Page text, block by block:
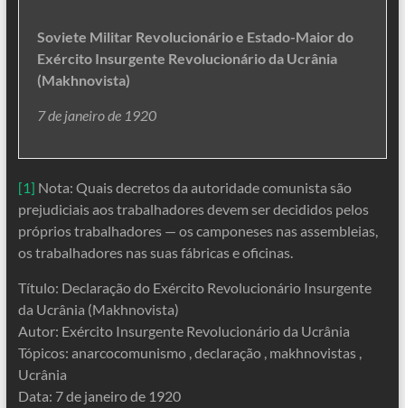
Soviete Militar Revolucionário e Estado-Maior do
Exército Insurgente Revolucionário da Ucrânia
(Makhnovista)
7 de janeiro de 1920
[1] Nota: Quais decretos da autoridade comunista são
prejudiciais aos trabalhadores devem ser decididos pelos
próprios trabalhadores — os camponeses nas assembleias,
os trabalhadores nas suas fábricas e oficinas.
Título: Declaração do Exército Revolucionário Insurgente
da Ucrânia (Makhnovista)
Autor: Exército Insurgente Revolucionário da Ucrânia
Tópicos: anarcocomunismo , declaração , makhnovistas ,
Ucrânia
Data: 7 de janeiro de 1920